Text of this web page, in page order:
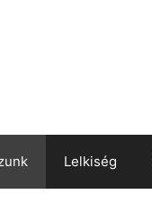
Lelkiség